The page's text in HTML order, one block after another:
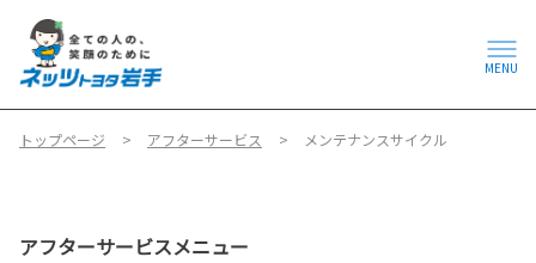
MENU
トップページ アフターサービス メンテナンスサイクル
アフターサービスメニュー